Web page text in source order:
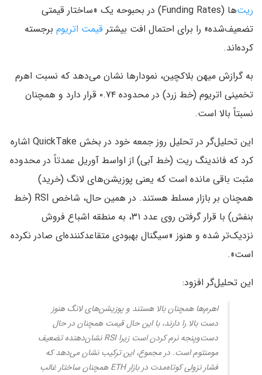
ریت‌
ها (Funding Rates) در بحبوحه یک «ساختار قیمتی
تضعیف‌شده» را برای احتمال افت بیشتر قیمت اتریوم برجسته
کرده‌اند.
به گرازش میهن بلاکچین، نمودارها نشان می‌دهد که نسبت اهرم
تخمینی اتریوم (خط زرد) در محدوده ۰.۷۴ قرار دارد و همچنان
نسبتاً بالا است.
این تحلیل‌گر در تحلیل روز جمعه خود در بخش QuickTake اشاره
کرد که فاندینگ ریت (خط آبی) از اواسط آوریل عمدتاً در محدوده
مثبت باقی مانده است که یعنی پوزیشن‌های لانگ (خرید)
همچنان بر بازار مسلط هستند. در همین حال، شاخص RSI (خط
بنفش) با قرار گرفتن روی عدد ۳۱، به منطقه اشباع فروش
نزدیک‌تر شده و هنوز «سیگنال بهبودی متقاعدکننده‌ای صادر نکرده
است».
این تحلیل‌گر افزود:
اهرم‌ها همچنان بالا هستند و پوزیشن‌های لانگ هنوز
دست بالا را دارند، با این حال قیمت همچنان در حال
دست‌وپنجه نرم کردن است زیرا RSI نشان‌دهنده تضعیف
مومنتوم است. در مجموع، این ترکیب نشان می‌دهد که
فشار نزولی کوتاه‌مدت در بازار ETH همچنان ساختار غالب